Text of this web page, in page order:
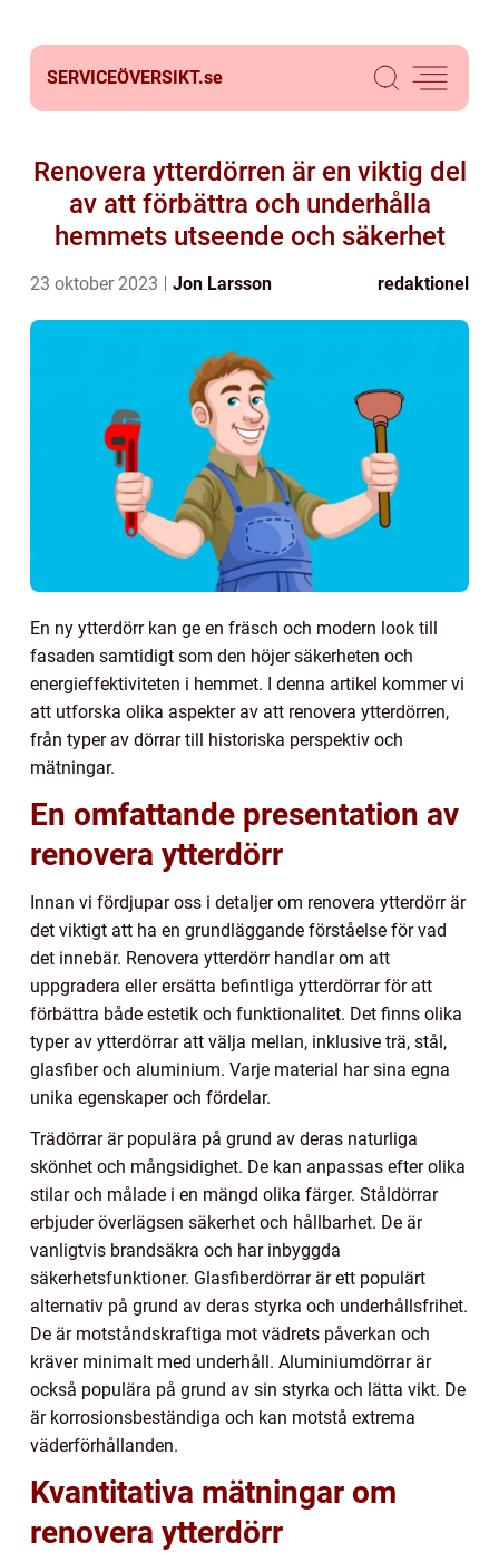
SERVICEÖVERSIKT.se
Renovera ytterdörren är en viktig del
av att förbättra och underhålla
hemmets utseende och säkerhet
23 oktober 2023 Jon Larsson redaktionel
En ny ytterdörr kan ge en fräsch och modern look till
fasaden samtidigt som den höjer säkerheten och
energieffektiviteten i hemmet. I denna artikel kommer vi
att utforska olika aspekter av att renovera ytterdörren,
från typer av dörrar till historiska perspektiv och
mätningar.
En omfattande presentation av
renovera ytterdörr
Innan vi fördjupar oss i detaljer om renovera ytterdörr är
det viktigt att ha en grundläggande förståelse för vad
det innebär. Renovera ytterdörr handlar om att
uppgradera eller ersätta befintliga ytterdörrar för att
förbättra både estetik och funktionalitet. Det finns olika
typer av ytterdörrar att välja mellan, inklusive trä, stål,
glasfiber och aluminium. Varje material har sina egna
unika egenskaper och fördelar.
Trädörrar är populära på grund av deras naturliga
skönhet och mångsidighet. De kan anpassas efter olika
stilar och målade i en mängd olika färger. Ståldörrar
erbjuder överlägsen säkerhet och hållbarhet. De är
vanligtvis brandsäkra och har inbyggda
säkerhetsfunktioner. Glasfiberdörrar är ett populärt
alternativ på grund av deras styrka och underhållsfrihet.
De är motståndskraftiga mot vädrets påverkan och
kräver minimalt med underhåll. Aluminiumdörrar är
också populära på grund av sin styrka och lätta vikt. De
är korrosionsbeständiga och kan motstå extrema
väderförhållanden.
Kvantitativa mätningar om
renovera ytterdörr